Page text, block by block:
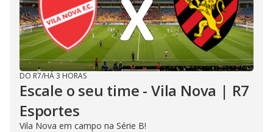
DO R7/HÁ 3 HORAS
Escale o seu time - Vila Nova | R7
Esportes
Vila Nova em campo na Série B!